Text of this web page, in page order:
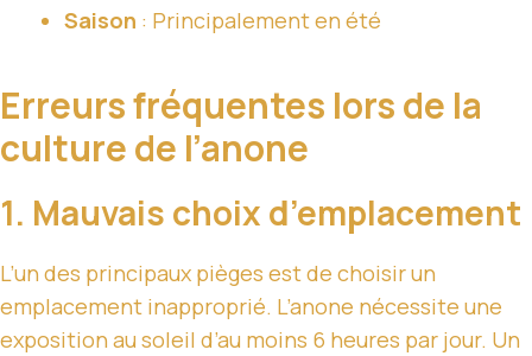
Saison : Principalement en été
Erreurs fréquentes lors de la
culture de l’anone
1. Mauvais choix d’emplacement
L’un des principaux pièges est de choisir un
emplacement inapproprié. L’anone nécessite une
exposition au soleil d’au moins 6 heures par jour. Un